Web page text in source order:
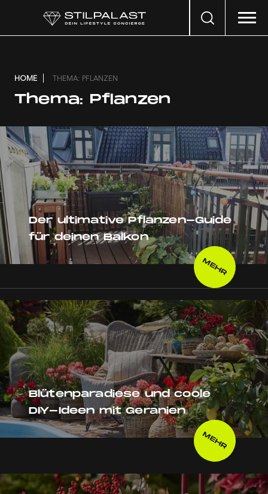
Search
HOME THEMA: PFLANZEN
Thema: Pflanzen
Der ultimative Pflanzen-Guide
für deinen Balkon
MEHR
Blütenparadiese und coole
DIY-Ideen mit Geranien
MEHR